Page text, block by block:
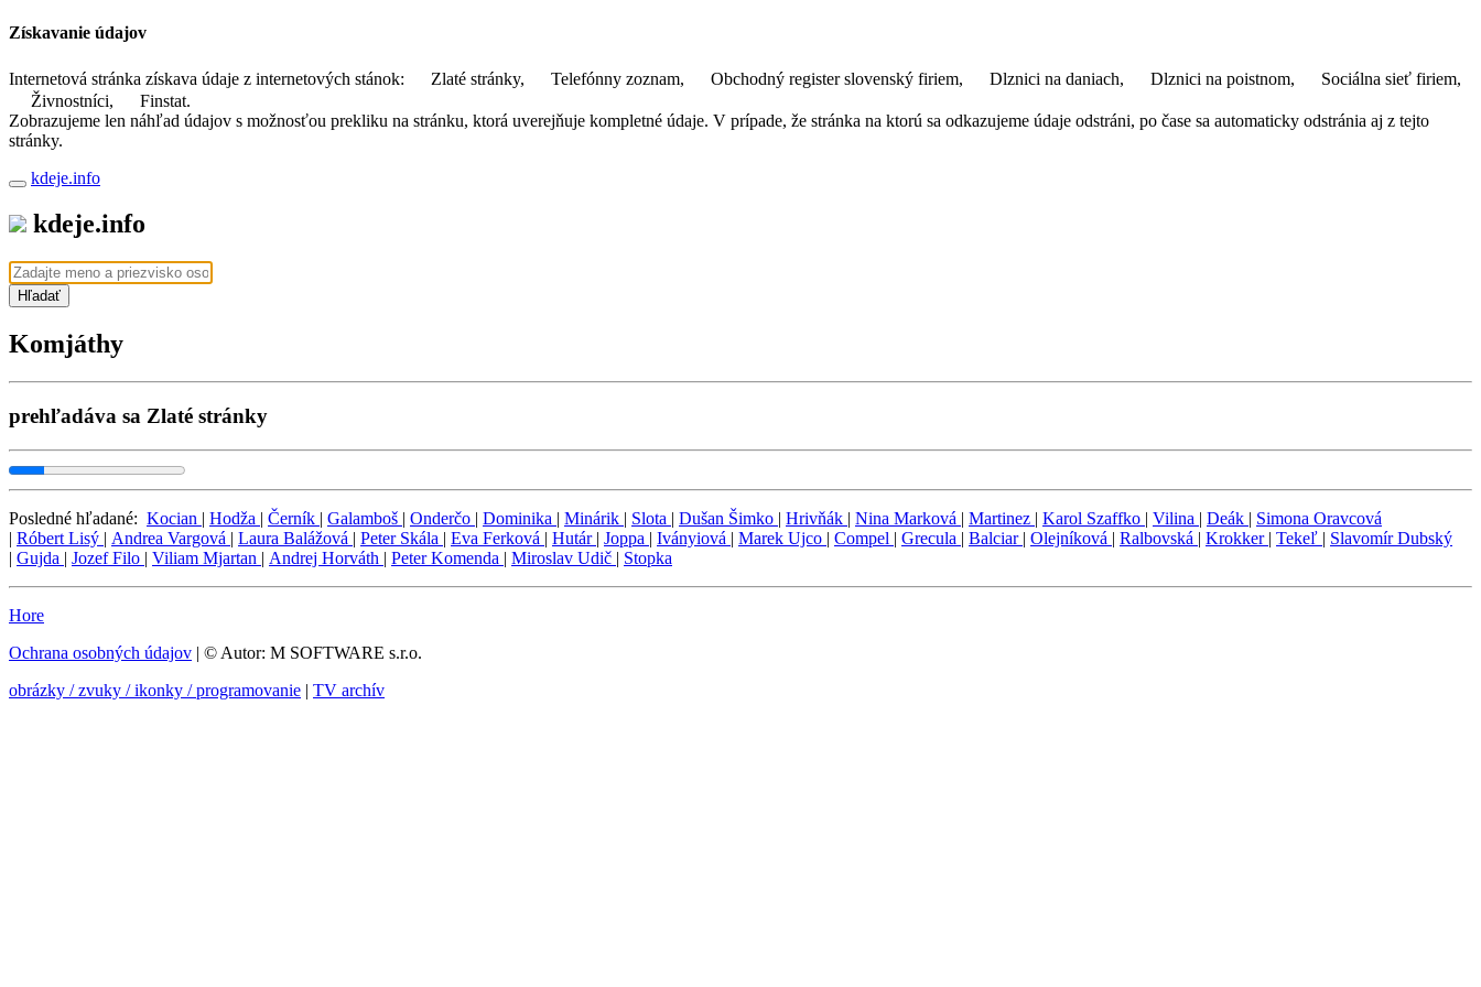
Získavanie údajov
Internetová stránka získava údaje z internetových stánok: Zlaté stránky, Telefónny zoznam, Obchodný register slovenský firiem, Dlznici na daniach, Dlznici na poistnom,
Sociálna sieť firiem,
Živnostníci,
Finstat.
Zobrazujeme len náhľad údajov s možnosťou prekliku na stránku, ktorá uverejňuje kompletné údaje. V prípade, že stránka na ktorú sa odkazujeme údaje odstráni, po čase sa automaticky odstránia aj z tejto
stránky.
kdeje.info
kdeje.info
Hľadať
Komjáthy
prehľadáva sa Zlaté stránky
Posledné hľadané: Kocian | Hodža | Černík | Galamboš | Onderčo | Dominika | Minárik | Slota | Dušan Šimko | Hrivňák | Nina Marková | Martinez | Karol Szaffko | Vilina | Deák | Simona Oravcová
| Róbert Lisý | Andrea Vargová | Laura Balážová | Peter Skála | Eva Ferková | Hutár | Joppa | Iványiová | Marek Ujco | Compel | Grecula | Balciar | Olejníková | Ralbovská | Krokker | Tekeľ | Slavomír Dubský
| Gujda | Jozef Filo | Viliam Mjartan | Andrej Horváth | Peter Komenda | Miroslav Udič | Stopka
Hore
Ochrana osobných údajov | © Autor: M SOFTWARE s.r.o.
obrázky / zvuky / ikonky / programovanie | TV archív